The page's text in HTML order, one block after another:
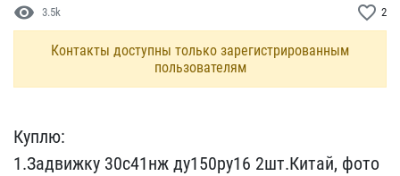
visibility 3.5k favorite_border 2
Контакты доступны только зарегистрированным
пользователям
Куплю: ​ ​ ​ ​ ​ ​ ​ ​
1.За​движку 30с41нж ду150ру16​ 2шт.Китай, фото